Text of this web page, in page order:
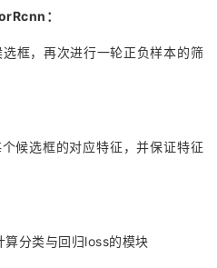
：
框，再次进行一轮正负样本的筛
候选框的对应特征，并保证特征
分类与回归loss的模块